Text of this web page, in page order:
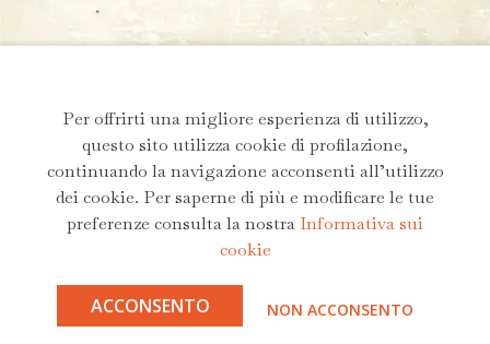
Per offrirti una migliore esperienza di utilizzo,
questo sito utilizza cookie di profilazione,
continuando la navigazione acconsenti all’utilizzo
dei cookie. Per saperne di più e modificare le tue
preferenze consulta la nostra Informativa sui
cookie
ACCONSENTO NON ACCONSENTO